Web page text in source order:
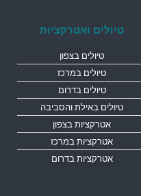
טיולים ואטרקציות
טיולים בצפון
טיולים במרכז
טיולים בדרום
טיולים באילת והסביבה
אטרקציות בצפון
אטרקציות במרכז
אטרקציות בדרום